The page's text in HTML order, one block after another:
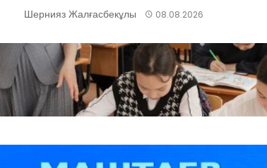
Шернияз Жалғасбекұлы 08.08.2026